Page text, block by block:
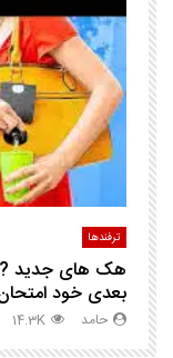
ترفندها
هک های جدید
بعدی خود
حامد 14.3K
مشاهده بعدا